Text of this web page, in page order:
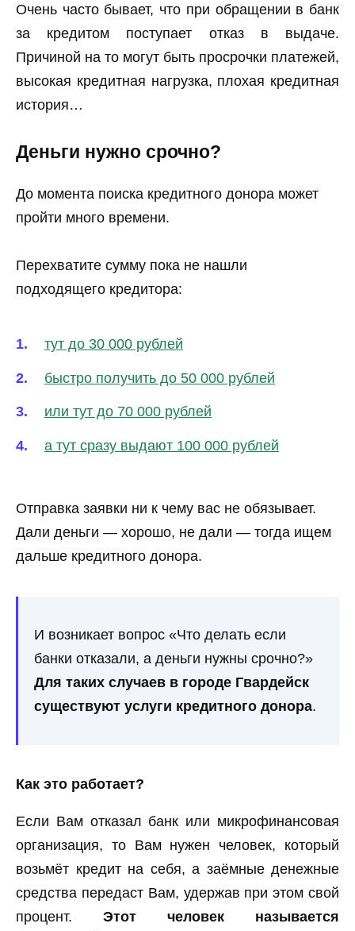
Очень часто бывает, что при обращении в банк
за кредитом поступает отказ в выдаче.
Причиной на то могут быть просрочки платежей,
высокая кредитная нагрузка, плохая кредитная
история…
Деньги нужно срочно?
До момента поиска кредитного донора может
пройти много времени.
Перехватите сумму пока не нашли
подходящего кредитора:
тут до 30 000 рублей
быстро получить до 50 000 рублей
или тут до 70 000 рублей
а тут сразу выдают 100 000 рублей
Отправка заявки ни к чему вас не обязывает.
Дали деньги — хорошо, не дали — тогда ищем
дальше кредитного донора.
И возникает вопрос «Что делать если
банки отказали, а деньги нужны срочно?»
Для таких случаев в городе Гвардейск
существуют услуги кредитного донора.
Как это работает?
Если Вам отказал банк или микрофинансовая
организация, то Вам нужен человек, который
возьмёт кредит на себя, а заёмные денежные
средства передаст Вам, удержав при этом свой
процент. Этот человек называется